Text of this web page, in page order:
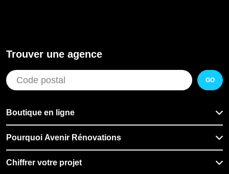
Trouver une agence
GO
Boutique en ligne
Pourquoi Avenir Rénovations
Chiffrer votre projet